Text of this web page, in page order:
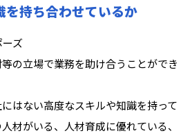
を持ち合わせているか
の立場で業務を助け合うことができ
はない高度なスキルや知識を持って
材がいる、人材育成に優れている、